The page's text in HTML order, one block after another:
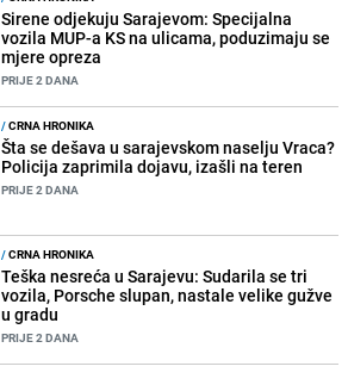
Sirene odjekuju Sarajevom: Specijalna
vozila MUP-a KS na ulicama, poduzimaju se
mjere opreza
PRIJE 2 DANA
/CRNA HRONIKA
Šta se dešava u sarajevskom naselju Vraca?
Policija zaprimila dojavu, izašli na teren
PRIJE 2 DANA
/CRNA HRONIKA
Teška nesreća u Sarajevu: Sudarila se tri
vozila, Porsche slupan, nastale velike gužve
u gradu
PRIJE 2 DANA